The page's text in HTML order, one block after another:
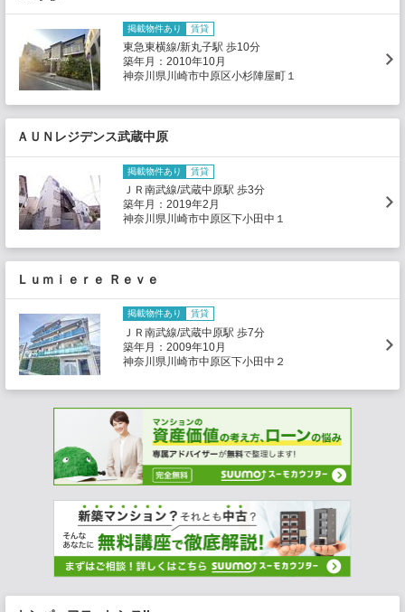
掲載物件あり 賃貸
東急東横線/新丸子駅 歩10分
築年月：2010年10月
神奈川県川崎市中原区小杉陣屋町１
ＡＵＮレジデンス武蔵中原
掲載物件あり 賃貸
ＪＲ南武線/武蔵中原駅 歩3分
築年月：2019年2月
神奈川県川崎市中原区下小田中１
Ｌｕｍｉｅｒｅ Ｒｅｖｅ
掲載物件あり 賃貸
ＪＲ南武線/武蔵中原駅 歩7分
築年月：2009年10月
神奈川県川崎市中原区下小田中２